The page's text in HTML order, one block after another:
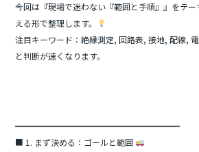
今回は『現場で迷わない『範囲と手順』』をテ
える形で整理します。
注目キーワード：絶縁測定, 回路表, 接地, 配線,
と判断が速くなります。
━━━━━━━━━━━━━━━━━━━━
■ 1. まず決める：ゴールと範囲